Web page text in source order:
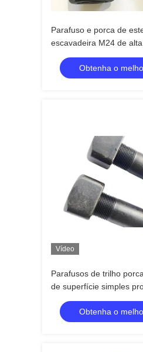
Parafuso e porca de
escavadeira M24 de
Komatsu PC200
ZincadoObtenha o
Vídeo
Parafusos de trilho
de superfície simples
adicional acabamento
Obtenha o